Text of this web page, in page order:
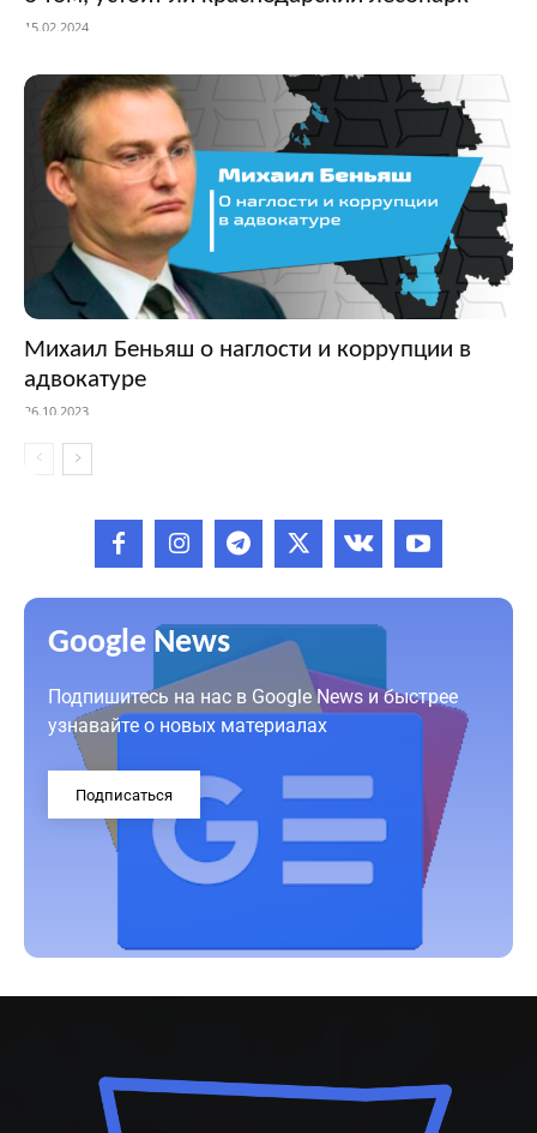
15.02.2024
Михаил Беньяш о наглости и коррупции в
адвокатуре
26.10.2023
Google News
Подпишитесь на нас в Google News и быстрее
узнавайте о новых материалах
Подписаться